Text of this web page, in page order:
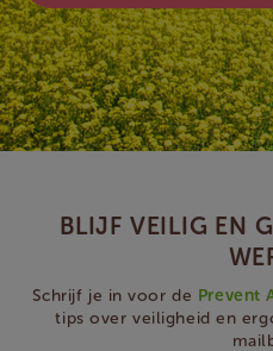
BLIJF VEILIG EN
Schrijf je in voor de Prevent
tips over veiligheid en